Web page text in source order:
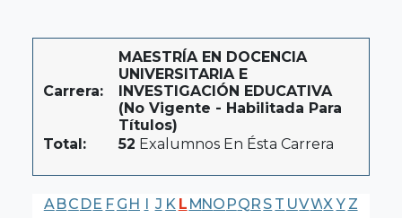
Carrera:
MAESTRÍA EN DOCENCIA
UNIVERSITARIA E
INVESTIGACIÓN EDUCATIVA
(No Vigente - Habilitada Para
Títulos)
Total:
52 Exalumnos En Ésta Carrera
A BC DE F G H I J K L MNO PQR S T UVWX Y Z